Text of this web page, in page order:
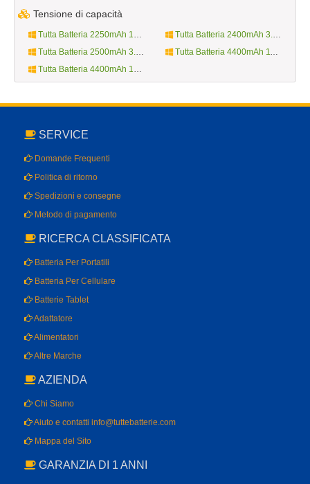
Tensione di capacità
Tutta Batteria 2250mAh 10.8V
Tutta Batteria 2400mAh 3.7V
Tutta Batteria 2500mAh 3.8V
Tutta Batteria 4400mAh 11.1V
Tutta Batteria 4400mAh 14.4V
SERVICE
Domande Frequenti
Politica di ritorno
Spedizioni e consegne
Metodo di pagamento
RICERCA CLASSIFICATA
Batteria Per Portatili
Batteria Per Cellulare
Batterie Tablet
Adattatore
Alimentatori
Altre Marche
AZIENDA
Chi Siamo
Aiuto e contatti info@tuttebatterie.com
Mappa del Sito
GARANZIA DI 1 ANNI